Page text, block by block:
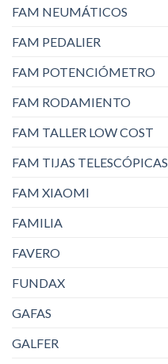
FAM NEUMÁTICOS
FAM PEDALIER
FAM POTENCIÓMETRO
FAM RODAMIENTO
FAM TALLER LOW COST
FAM TIJAS TELESCÓPICAS
FAM XIAOMI
FAMILIA
FAVERO
FUNDAX
GAFAS
GALFER